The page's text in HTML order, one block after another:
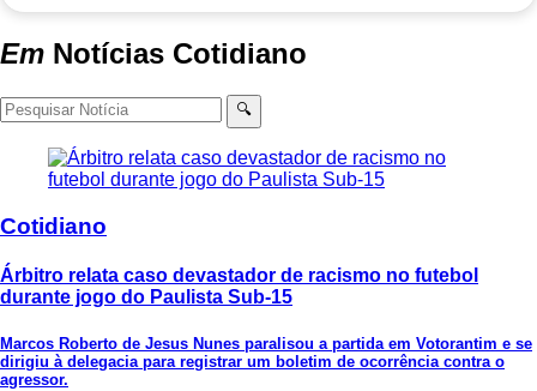
Em Notícias Cotidiano
🔍
Cotidiano
Árbitro relata caso devastador de racismo no futebol
durante jogo do Paulista Sub-15
Marcos Roberto de Jesus Nunes paralisou a partida em Votorantim e se
dirigiu à delegacia para registrar um boletim de ocorrência contra o
agressor.